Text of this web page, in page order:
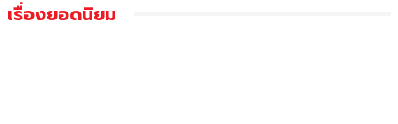
เรื่องยอดนิยม